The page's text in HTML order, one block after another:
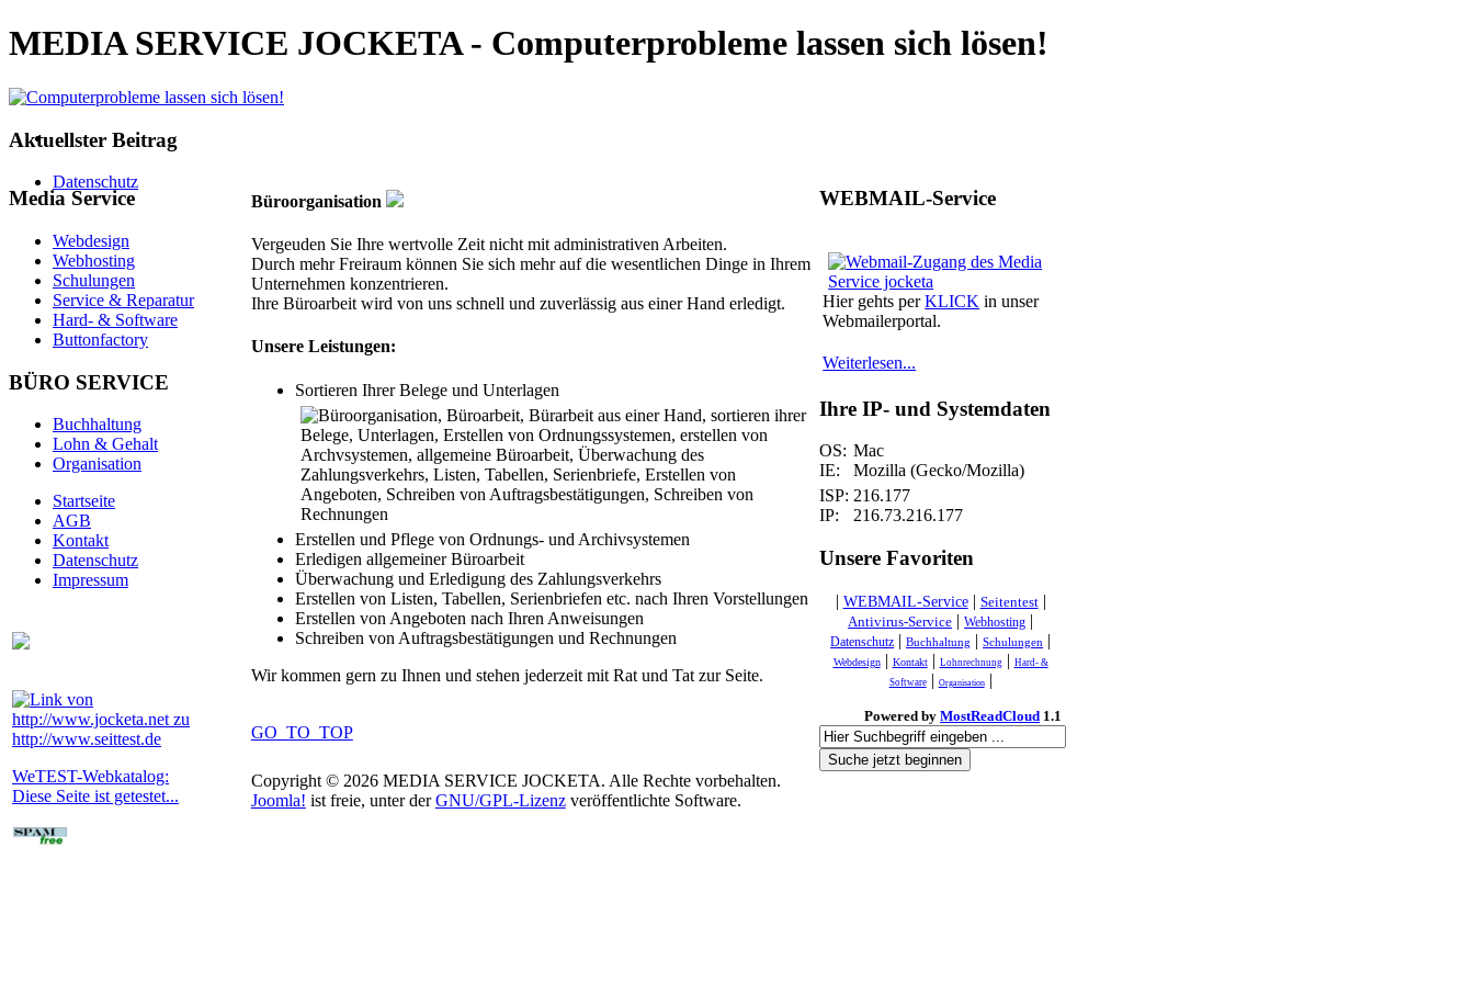
MEDIA SERVICE JOCKETA - Computerprobleme lassen sich lösen!
Aktuellster Beitrag
Datenschutz
Büroorganisation
Vergeuden Sie Ihre wertvolle Zeit nicht mit administrativen Arbeiten.
Durch mehr Freiraum können Sie sich mehr auf die wesentlichen Dinge in Ihrem
Unternehmen konzentrieren.
Ihre Büroarbeit wird von uns schnell und zuverlässig aus einer Hand erledigt.
Unsere Leistungen:
Sortieren Ihrer Belege und Unterlagen
Erstellen und Pflege von Ordnungs- und Archivsystemen
Erledigen allgemeiner Büroarbeit
Überwachung und Erledigung des Zahlungsverkehrs
Erstellen von Listen, Tabellen, Serienbriefen etc. nach Ihren Vorstellungen
Erstellen von Angeboten nach Ihren Anweisungen
Schreiben von Auftragsbestätigungen und Rechnungen
Wir kommen gern zu Ihnen und stehen jederzeit mit Rat und Tat zur Seite.
GO_TO_TOP
Media Service
Webdesign
Webhosting
Schulungen
Service & Reparatur
Hard- & Software
Buttonfactory
BÜRO SERVICE
Buchhaltung
Lohn & Gehalt
Organisation
Startseite
AGB
Kontakt
Datenschutz
Impressum
WeTEST-Webkatalog:
Diese Seite ist getestet...
WEBMAIL-Service
Hier gehts perKLICK in unser
Webmailerportal.
Weiterlesen...
Ihre IP- und Systemdaten
OS: Mac
IE:
Mozilla (Gecko/Mozilla)
ISP: 216.177
IP:
216.73.216.177
Unsere Favoriten
| WEBMAIL-Service| Seitentest|
Antivirus-Service |Webhosting |
Datenschutz |Buchhaltung |Schulungen |
Webdesign| Kontakt| Lohnrechnung | Hard- &
Software| Organisation|
Powered by MostReadCloud 1.1
Copyright © 2026 MEDIA SERVICE JOCKETA. Alle Rechte vorbehalten.
Joomla! ist freie, unter derGNU/GPL-Lizenzveröffentlichte Software.